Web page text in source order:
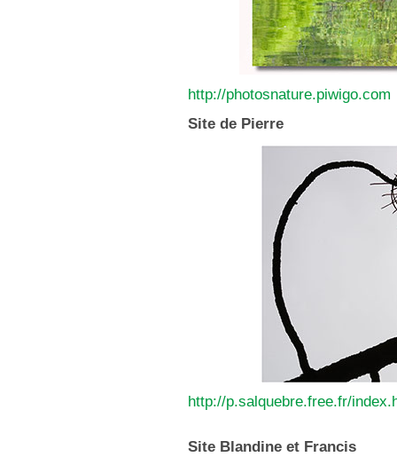
http://photosnature.piwigo.com
Site de Pierre
http://p.salquebre.free.fr/
Site Blandine et Francis